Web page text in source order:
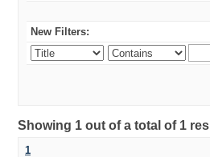
New Filters:
Showing 1 out of a total of 1
1